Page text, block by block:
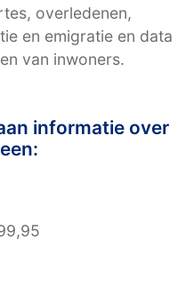
overledenen,
en emigratie en data
van inwoners.
informatie over